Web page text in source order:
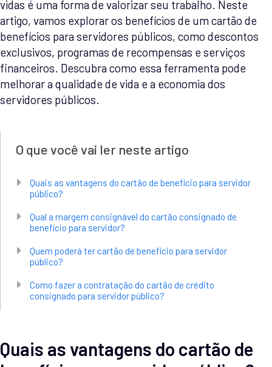
vidas é uma forma de valorizar seu trabalho. Neste
artigo, vamos explorar os benefícios de um cartão de
benefícios para servidores públicos, como descontos
exclusivos, programas de recompensas e serviços
financeiros. Descubra como essa ferramenta pode
melhorar a qualidade de vida e a economia dos
servidores públicos.
O que você vai ler neste artigo
Quais as vantagens do cartão de benefício para servidor
público?
Qual a margem consignável do cartão consignado de
benefício para servidor?
Quem poderá ter cartão de benefício para servidor
público?
Como fazer a contratação do cartão de crédito
consignado para servidor público?
Quais as vantagens do cartão de